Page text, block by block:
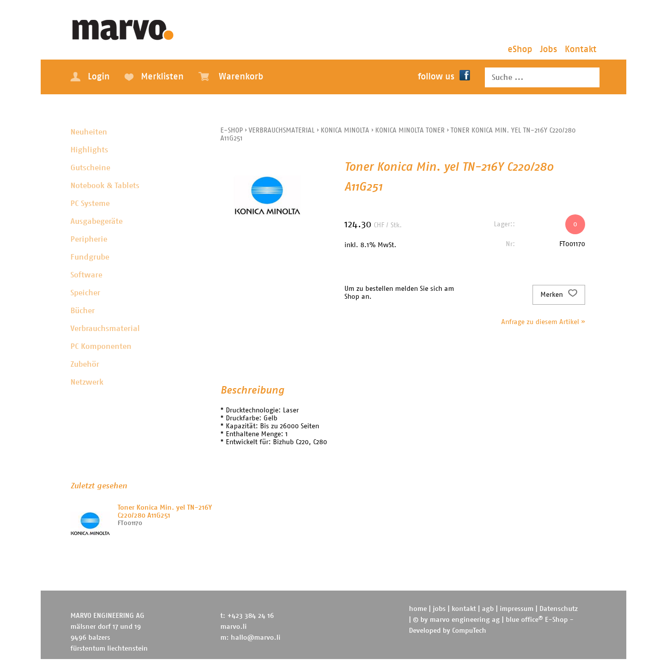
eShop Jobs Kontakt
Login Merklisten Warenkorb follow us
Neuheiten
Highlights
Gutscheine
Notebook & Tablets
PC Systeme
Ausgabegeräte
Peripherie
Fundgrube
Software
Speicher
Bücher
Verbrauchsmaterial
PC Komponenten
Zubehör
Netzwerk
E-SHOP › VERBRAUCHSMATERIAL › KONICA MINOLTA › KONICA MINOLTA TONER ›
TONER KONICA MIN. YEL TN-216Y C220/280
A11G251
Toner Konica Min. yel TN-216Y C220/280
A11G251
124.30 CHF / Stk.
inkl. 8.1% MwSt.
Lager:: 0
Nr: FT001170
Um zu bestellen melden Sie sich am
Shop an.
Merken
Anfrage zu diesem Artikel »
Beschreibung
* Drucktechnologie: Laser
* Druckfarbe: Gelb
* Kapazität: Bis zu 26000 Seiten
* Enthaltene Menge: 1
* Entwickelt für: Bizhub C220, C280
Zuletzt gesehen
Toner Konica Min. yel TN-216Y
C220/280 A11G251
FT001170
MARVO ENGINEERING AG
mälsner dorf 17 und 19
9496 balzers
fürstentum liechtenstein
t: +423 384 24 16
marvo.li
m: hallo@marvo.li
home jobs kontakt agb impressum
Datenschutz
| © by marvo engineering ag blue office®
E-Shop -
Developed by CompuTech